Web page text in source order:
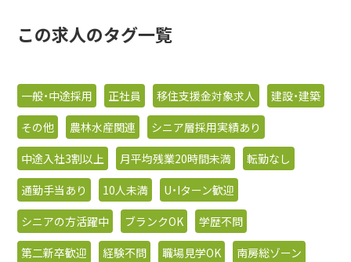
この求人のタグ一覧
一般・中途採用 正社員 移住支援金対象求人
建設・建築
その他
農林水産関連
シニア層採用実績あり
中途入社3割以上
月平均残業20時間未満
転勤なし
通勤手当あり
10人未満
U・Iターン歓迎
シニアの方活躍中
ブランクOK
学歴不問
第二新卒歓迎
経験不問 職場見学OK 南房総ゾーン